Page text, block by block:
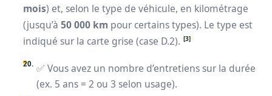
mois) et, selon le type de véhicule, en kilométrage
(jusqu’à 50 000 km pour certains types). Le type est
indiqué sur la carte grise (case D.2). [3]
✅ Vous avez un nombre d’entretiens sur la durée
(ex. 5 ans = 2 ou 3 selon usage).